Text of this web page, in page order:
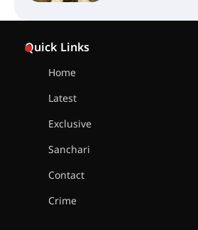
Quick Links
Home
Latest
Exclusive
Sanchari
Contact
Crime